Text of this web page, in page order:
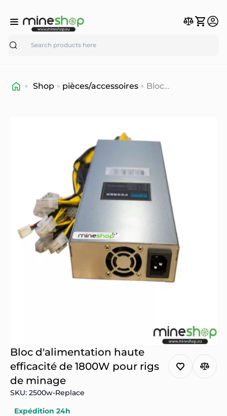
Search
Shop pièces/accessoires
Bloc
Bloc d'alimentation haute
efficacité de 1800W pour rigs
de minage
SKU: 2500w-Replace
Expédition 24h